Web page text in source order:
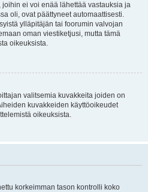
joihin ei voi enää lähettää vastauksia ja
oli, ovat päättyneet automaattisesti.
ylläpitäjän tai foorumin valvojan
oman viestiketjusi, mutta tämä
oikeuksista.
valitsemia kuvakkeita joiden on
kuvakkeiden käyttöoikeudet
oikeuksista.
korkeimman tason kontrolli koko